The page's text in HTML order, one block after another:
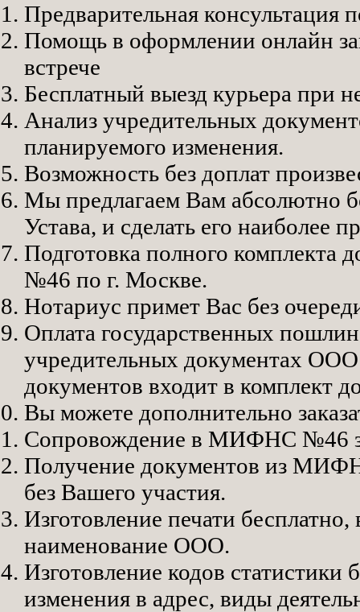
Предварительная консультация
Помощь в оформлении онлайн
встрече
Бесплатный выезд курьера при
Анализ учредительных
планируемого изменения.
Возможность без доплат
Мы предлагаем Вам абсолютно
Устава, и сделать его наиболее
Подготовка полного
№46 по г. Москве.
Нотариус примет Вас без
Оплата государственных
учредительных документах
документов входит в комплект
Вы можете дополнительно
Сопровождение в МИФНС №46
Получение документов из
без Вашего участия.
Изготовление печати
наименование ООО.
Изготовление кодов статистики
изменения в адрес, виды